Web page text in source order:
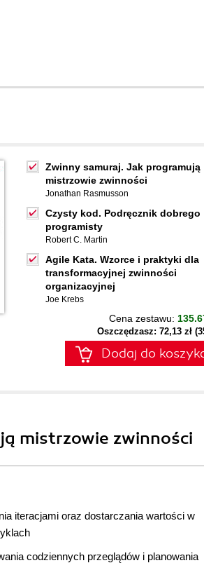
Zwinny samuraj. Jak programują
mistrzowie zwinności
Jonathan Rasmusson
Czysty kod. Podręcznik dobrego
programisty
Robert C. Martin
Agile Kata. Wzorce i praktyki dla
transformacyjnej zwinności
organizacyjnej
Joe Krebs
Cena zestawu:
Oszczędzasz: 72,13 zł
Dodaj do
mistrzowie zwinności
iteracjami oraz dostarczania wartości w
codziennych przeglądów i planowania